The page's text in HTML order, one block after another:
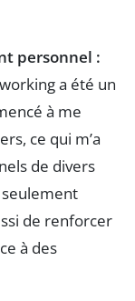
personnel :
a été un
à me
ce qui m’a
de divers
seulement
de renforcer
à des